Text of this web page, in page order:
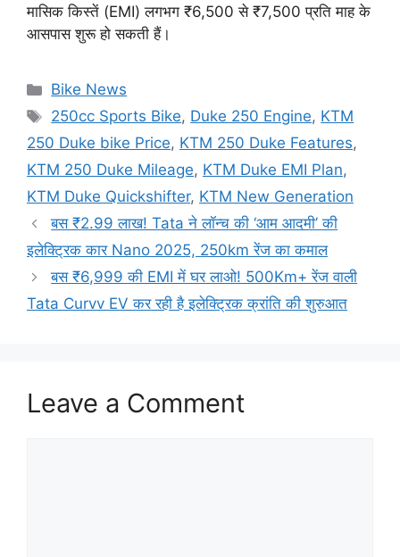
मासिक किस्तें (EMI) लगभग ₹6,500 से ₹7,500 प्रति माह के
आसपास शुरू हो सकती हैं।
Categories
Bike News
Tags
250cc Sports Bike, Duke 250 Engine, KTM
250 Duke bike Price, KTM 250 Duke Features,
KTM 250 Duke Mileage, KTM Duke EMI Plan,
KTM Duke Quickshifter, KTM New Generation
बस ₹2.99 लाख! Tata ने लॉन्च की ‘आम आदमी’ की
इलेक्ट्रिक कार Nano 2025, 250km रेंज का कमाल
बस ₹6,999 की EMI में घर लाओ! 500Km+ रेंज वाली
Tata Curvv EV कर रही है इलेक्ट्रिक क्रांति की शुरुआत
Leave a Comment